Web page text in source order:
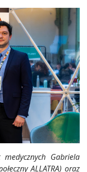
Gabriela
ALLATRA) oraz